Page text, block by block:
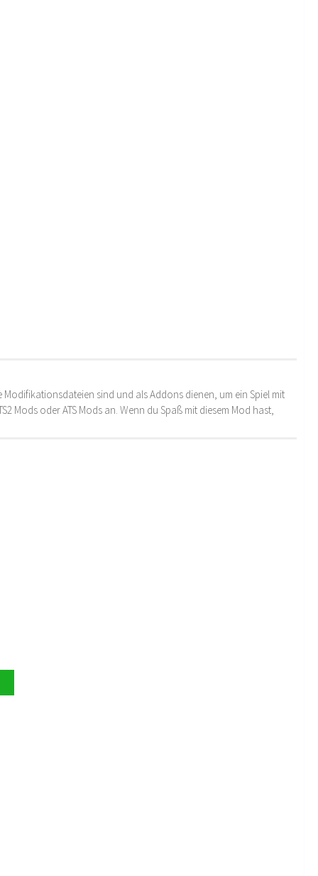
sind und als Addons dienen, um ein Spiel mit
Mods oder ATS Mods an. Wenn du Spaß mit diesem Mod hast,